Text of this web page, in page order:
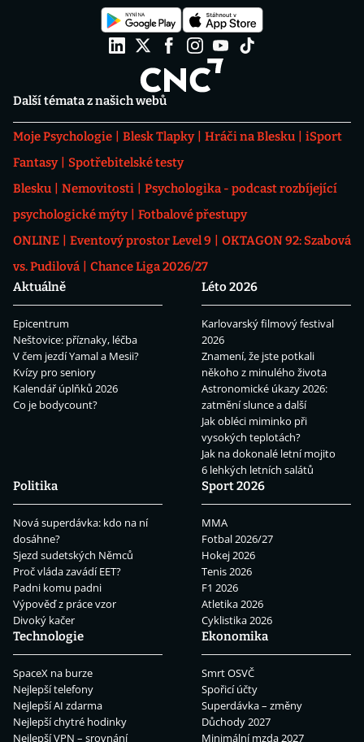
Další témata z našich webů
Moje Psychologie Blesk Tlapky Hráči na Blesku
iSport
Fantasy
Spotřebitelské testy
Blesku
Nemovitosti
Psychologika - podcast rozbíjející
psychologické mýty
Fotbalové přestupy
ONLINE
Eventový prostor Level 9
OKTAGON 92: Szabová
vs. Pudilová
Chance Liga 2026/27
Aktuálně
Epicentrum
Neštovice: příznaky, léčba
V čem jezdí Yamal a Mesii?
Kvízy pro seniory
Kalendář úplňků 2026
Co je bodycount?
Léto 2026
Karlovarský filmový festival
2026
Znamení, že jste potkali
někoho z minulého života
Astronomické úkazy 2026:
zatmění slunce a další
Jak obléci miminko při
vysokých teplotách?
Jak na dokonalé letní mojito
6 lehkých letních salátů
Politika
Nová superdávka: kdo na ní
dosáhne?
Sjezd sudetských Němců
Proč vláda zavádí EET?
Padni komu padni
Výpověď z práce vzor
Divoký kačer
Sport 2026
MMA
Fotbal 2026/27
Hokej 2026
Tenis 2026
F1 2026
Atletika 2026
Cyklistika 2026
Technologie
SpaceX na burze
Nejlepší telefony
Nejlepší AI zdarma
Nejlepší chytré hodinky
Nejlepší VPN – srovnání
Ekonomika
Smrt OSVČ
Spořicí účty
Superdávka – změny
Důchody 2027
Minimální mzda 2027